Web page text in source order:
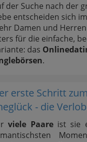
der Suche nach der
entscheiden sich
Damen und
für die einfache,
das
.
erste Schritt zum
- die
viele Paareist sie